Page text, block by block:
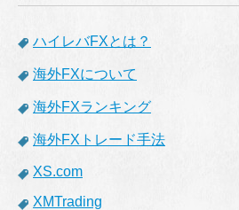
ハイレバFXとは？
海外FXについて
海外FXランキング
海外FXトレード手法
XS.com
XMTrading